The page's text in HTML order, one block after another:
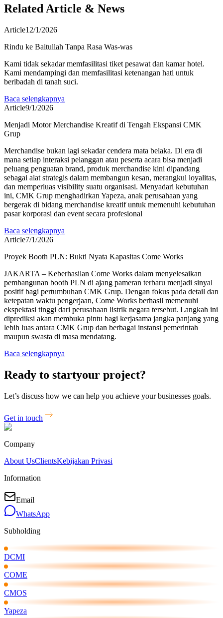
Related Article & News
Article12/1/2026
Rindu ke Baitullah Tanpa Rasa Was-was
Kami tidak sekadar memfasilitasi tiket pesawat dan kamar hotel.
Kami mendampingi dan memfasilitasi ketenangan hati untuk
beribadah di tanah suci.
Baca selengkapnya
Article9/1/2026
Menjadi Motor Merchandise Kreatif di Tengah Ekspansi CMK
Grup
Merchandise bukan lagi sekadar cendera mata belaka. Di era di
mana setiap interaksi pelanggan atau peserta acara bisa menjadi
peluang penguatan brand, produk merchandise kini dipandang
sebagai alat strategis dalam membangun kesan, merangkul loyalitas,
dan memperluas visibility suatu organisasi. Menyadari kebutuhan
ini, CMK Grup menghadirkan Yapeza, anak perusahaan yang
bergerak di bidang merchandise kreatif untuk memenuhi kebutuhan
pasar korporasi dan event secara profesional
Baca selengkapnya
Article7/1/2026
Proyek Booth PLN: Bukti Nyata Kapasitas Come Works
JAKARTA – Keberhasilan Come Works dalam menyelesaikan
pembangunan booth PLN di ajang pameran terbaru menjadi sinyal
positif bagi pertumbuhan CMK Grup. Dengan fokus pada detail dan
ketepatan waktu pengerjaan, Come Works berhasil memenuhi
ekspektasi tinggi dari perusahaan listrik negara tersebut. Langkah ini
diprediksi akan membuka pintu bagi kerjasama jangka panjang yang
lebih luas antara CMK Grup dan berbagai instansi pemerintah
maupun swasta di masa mendatang.
Baca selengkapnya
Ready to startyour project?
Let’s discuss how we can help you achieve your businesses goals.
Get in touch
Company
About UsClientsKebijakan Privasi
Information
Email
WhatsApp
Subholding
DCMI
COME
CMOS
Yapeza